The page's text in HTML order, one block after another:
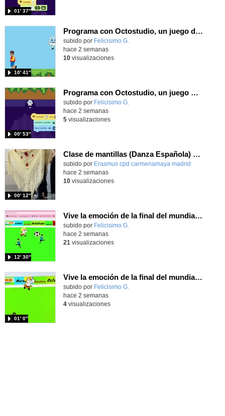
01′ 37″
Programa con Octostudio, un juego de 4 personajes ganando la copa del mundo saltando y esquivando rivales.
Contenido educativo.
subido por Felicisimo G.
10′ 41″
hace 2 semanas
10visualizaciones
Programa con Octostudio, un juego moviendo la tablet para ganar con España, el mundial 2026
Contenido educativo.
subido por Felicisimo G.
00′ 53″
hace 2 semanas
5visualizaciones
Clase de mantillas (Danza Española) en intercambio Erasmus+
Contenido educativo.
subido por Erasmus cpd carmenamaya madrid
00′ 12″
hace 2 semanas
10visualizaciones
Vive la emoción de la final del mundial programando con Scratch, un juego de toques y esquivar contrarios
Contenido educativo.
subido por Felicisimo G.
12′ 30″
hace 2 semanas
21 visualizaciones
Vive la emoción de la final del mundial 2026, programando con Scratch un juego de toques.
Contenido educativo.
subido por Felicisimo G.
01′ 0″
hace 2 semanas
4visualizaciones